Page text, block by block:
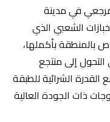
في مدينة
الشعبي الذي
بالمنطقة بأكملها،
إلى منتجع
الشرائية للطبقة
ذات الجودة العالية